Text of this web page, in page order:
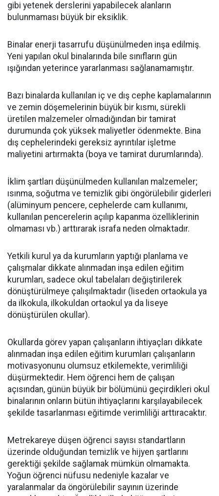
gibi yetenek derslerini yapabilecek alanların
bulunmaması büyük bir eksiklik.
Binalar enerji tasarrufu düşünülmeden inşa edilmiş.
Yeni yapılan okul binalarında bile sınıfların gün
ışığından yeterince yararlanması sağlanamamıştır.
Bazı binalarda kullanılan iç ve dış cephe kaplamalarının
ve zemin döşemelerinin büyük bir kısmı, sürekli
üretilen malzemeler olmadığından bir tamirat
durumunda çok yüksek maliyetler ödenmekte. Bina
dış cephelerindeki gereksiz ayrıntılar işletme
maliyetini artırmakta (boya ve tamirat durumlarında).
İklim şartları düşünülmeden kullanılan malzemeler;
ısınma, soğutma ve temizlik gibi öngörülebilir giderleri
(alüminyum pencere, cephelerde cam kullanımı,
kullanılan pencerelerin açılıp kapanma özelliklerinin
olmaması vb.) arttırarak israfa neden olmaktadır.
Yetkili kurul ya da kurumların yaptığı planlama ve
çalışmalar dikkate alınmadan inşa edilen eğitim
kurumları, sadece okul tabelaları değiştirilerek
dönüştürülmeye çalışılmaktadır (liseden ortaokula ya
da ilkokula, ilkokuldan ortaokul ya da liseye
dönüştürülen okullar).
Okullarda görev yapan çalışanların ihtiyaçları dikkate
alınmadan inşa edilen eğitim kurumları çalışanların
motivasyonunu olumsuz etkilemekte, verimliliği
düşürmektedir. Hem öğrenci hem de çalışan
açısından, günün büyük bir bölümünü geçirdikleri okul
binalarının onların bütün ihtiyaçlarını karşılayabilecek
şekilde tasarlanması eğitimde verimliliği arttıracaktır.
Metrekareye düşen öğrenci sayısı standartların
üzerinde olduğundan temizlik ve hijyen şartlarını
gerektiği şekilde sağlamak mümkün olmamakta.
Yoğun öğrenci nüfusu nedeniyle kazalar ve
yaralanmalar da öngörülebilir sayının üzerinde